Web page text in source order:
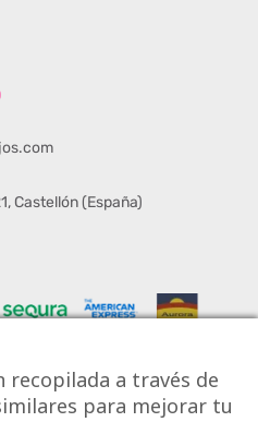
Castellón (España)
recopilada a través de
para mejorar tu